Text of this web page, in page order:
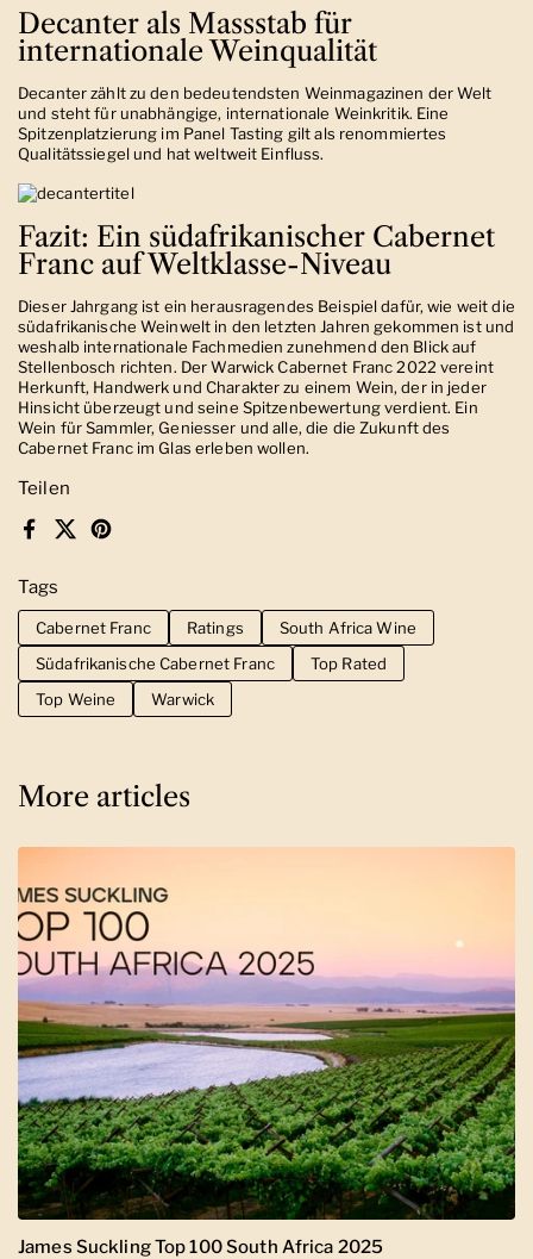
Teilen
Facebook
X (Twitter)Pinterest
Tags
Cabernet Franc Ratings
South Africa Wine
Südafrikanische Cabernet Franc
Top Rated
Top Weine
Warwick
Decanter als Massstab für
internationale Weinqualität
Decanter zählt zu den bedeutendsten Weinmagazinen der Welt
und steht für unabhängige, internationale Weinkritik. Eine
Spitzenplatzierung im Panel Tasting gilt als renommiertes
Qualitätssiegel und hat weltweit Einfluss.
Fazit: Ein südafrikanischer Cabernet
Franc auf Weltklasse-Niveau
Dieser Jahrgang ist ein herausragendes Beispiel dafür, wie weit die
südafrikanische Weinwelt in den letzten Jahren gekommen ist und
weshalb internationale Fachmedien zunehmend den Blick auf
Stellenbosch richten. Der Warwick Cabernet Franc 2022 vereint
Herkunft, Handwerk und Charakter zu einem Wein, der in jeder
Hinsicht überzeugt und seine Spitzenbewertung verdient. Ein
Wein für Sammler, Geniesser und alle, die die Zukunft des
Cabernet Franc im Glas erleben wollen.
More articles
James Suckling Top 100 South Africa 2025